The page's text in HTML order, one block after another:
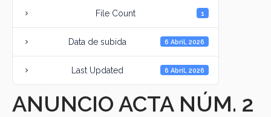
File Count 1
Data de subida 6 Abril, 2026
Last Updated 6 Abril, 2026
ANUNCIO ACTA NÚM. 2